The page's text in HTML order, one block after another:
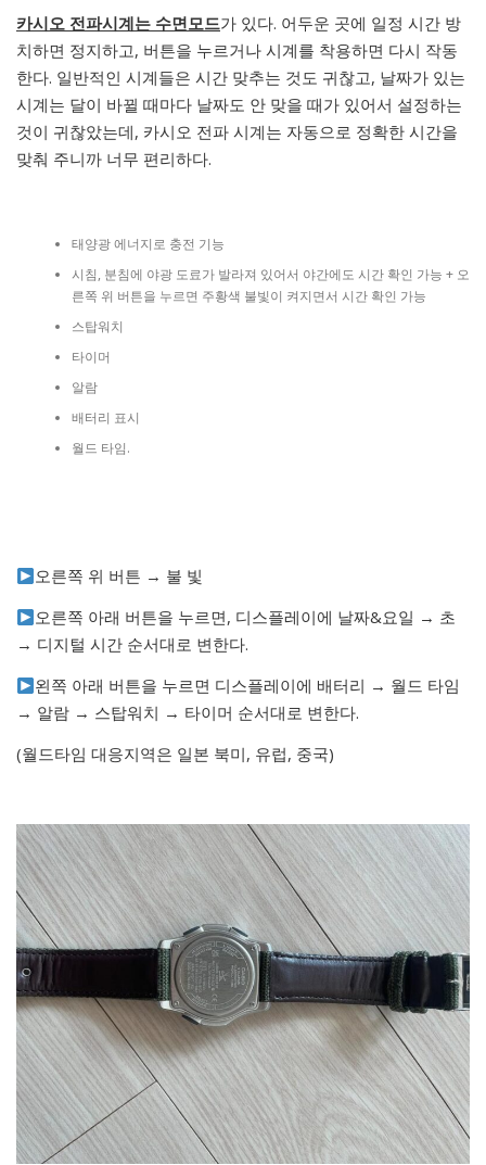
카시오 전파시계는 수면모드가 있다. 어두운 곳에 일정 시간 방
치하면 정지하고, 버튼을 누르거나 시계를 착용하면 다시 작동
한다. 일반적인 시계들은 시간 맞추는 것도 귀찮고, 날짜가 있는
시계는 달이 바뀔 때마다 날짜도 안 맞을 때가 있어서 설정하는
것이 귀찮았는데, 카시오 전파 시계는 자동으로 정확한 시간을
맞춰 주니까 너무 편리하다.
태양광 에너지로 충전 기능
시침, 분침에 야광 도료가 발라져 있어서 야간에도 시간 확인 가능 + 오
른쪽 위 버튼을 누르면 주황색 불빛이 켜지면서 시간 확인 가능
스탑워치
타이머
알람
배터리 표시
월드 타임.
오른쪽 위 버튼 → 불 빛
오른쪽 아래 버튼을 누르면, 디스플레이에 날짜&요일 → 초
→ 디지털 시간 순서대로 변한다.
왼쪽 아래 버튼을 누르면 디스플레이에 배터리 → 월드 타임
→ 알람 → 스탑워치 → 타이머 순서대로 변한다.
(월드타임 대응지역은 일본 북미, 유럽, 중국)